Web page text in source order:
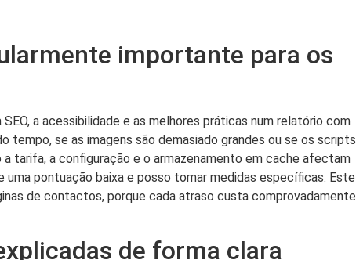
importante para os
a acessibilidade e as melhores práticas num relatório com
tempo, se as imagens são demasiado grandes ou se os scripts
tarifa, a configuração e o armazenamento em cache afectam
uma pontuação baixa e posso tomar medidas específicas. Este
de contactos, porque cada atraso custa comprovadamente
de forma clara